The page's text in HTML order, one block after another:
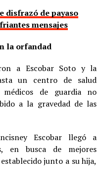
disfrazó de payaso
mensajes
la orfandad
a Escobar Soto y la
un centro de salud
de guardia no
a la gravedad de las
Escobar llegó a
en busca de mejores
junto a su hija,